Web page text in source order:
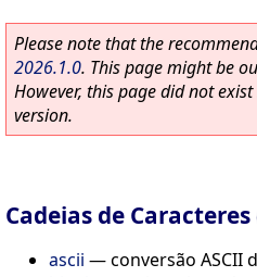
Please note that the
2026.1.0. This page might be
However, this page did not
version.
Cadeias de
ascii —conversão ASCII